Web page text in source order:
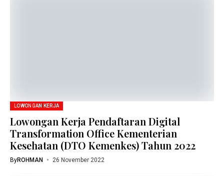
LOWONGAN KERJA
Lowongan Kerja Pendaftaran Digital
Transformation Office Kementerian
Kesehatan (DTO Kemenkes) Tahun 2022
ByROHMAN 26 November 2022